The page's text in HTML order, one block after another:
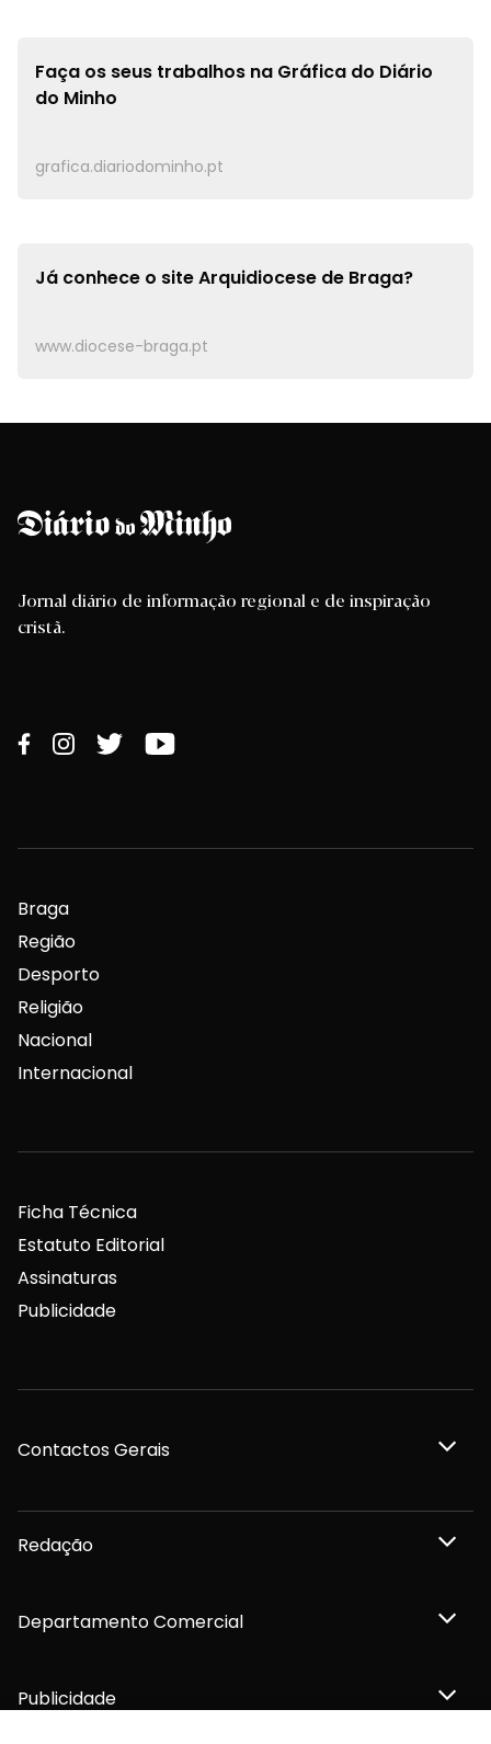
Faça os seus trabalhos na Gráfica do Diário
do Minho
grafica.diariodominho.pt
Já conhece o siteArquidiocese de Braga?
www.diocese-braga.pt
Jornal diário de informação regional e de inspiração
cristã.
Braga
Região
Desporto
Religião
Nacional
Internacional
Ficha Técnica
Estatuto Editorial
Assinaturas
Publicidade
Contactos Gerais
Redação
Departamento Comercial
Publicidade